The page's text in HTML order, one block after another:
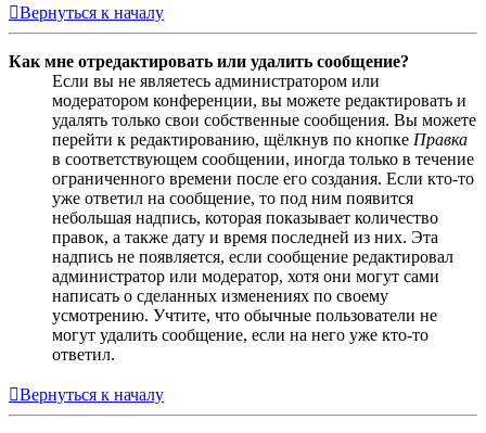
Вернуться к началу
Как мне отредактировать или удалить сообщение?
Если вы не являетесь администратором или
модератором конференции, вы можете редактировать и
удалять только свои собственные сообщения. Вы можете
перейти к редактированию, щёлкнув по кнопке Правка
в соответствующем сообщении, иногда только в течение
ограниченного времени после его создания. Если кто-то
уже ответил на сообщение, то под ним появится
небольшая надпись, которая показывает количество
правок, а также дату и время последней из них. Эта
надпись не появляется, если сообщение редактировал
администратор или модератор, хотя они могут сами
написать о сделанных изменениях по своему
усмотрению. Учтите, что обычные пользователи не
могут удалить сообщение, если на него уже кто-то
ответил.
Вернуться к началу